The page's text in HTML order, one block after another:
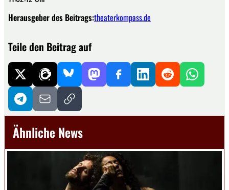
Herausgeber des Beitrags:theaterkompass.de
Teile den Beitrag auf
Ähnliche News